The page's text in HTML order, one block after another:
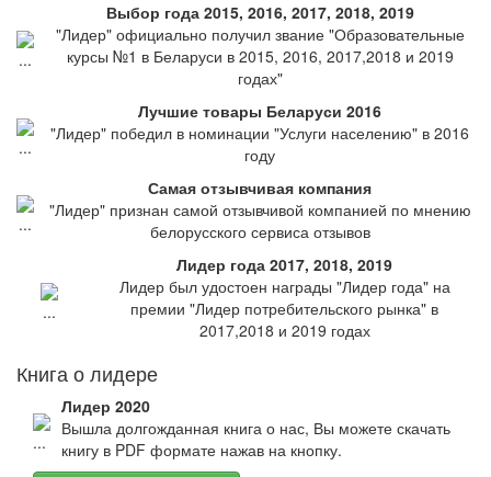
Выбор года 2015, 2016, 2017, 2018, 2019
"Лидер" официально получил звание "Образовательные
курсы №1 в Беларуси в 2015, 2016, 2017,2018 и 2019
годах"
Лучшие товары Беларуси 2016
"Лидер" победил в номинации "Услуги населению" в 2016
году
Самая отзывчивая компания
"Лидер" признан самой отзывчивой компанией по мнению
белорусского сервиса отзывов
Лидер года 2017, 2018, 2019
Лидер был удостоен награды "Лидер года" на
премии "Лидер потребительского рынка" в
2017,2018 и 2019 годах
Книга о лидере
Лидер 2020
Вышла долгожданная книга о нас, Вы можете скачать
книгу в PDF формате нажав на кнопку.